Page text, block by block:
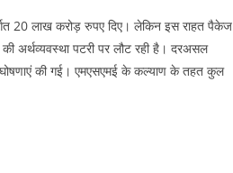
20 लाख करोड़ रुपए दिए। लेकिन इस राहत पैकेज
अर्थव्यवस्था पटरी पर लौट रही है। दरअसल
की गई। एमएसएमई के कल्याण के तहत कुल